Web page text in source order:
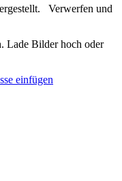
Verwerfen und
Lade Bilder hoch oder
einfügen